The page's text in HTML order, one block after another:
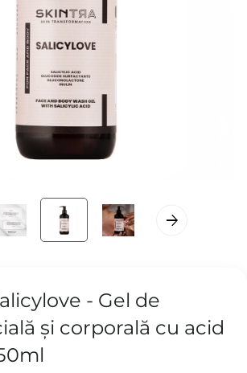
- Gel de
și corporală cu acid